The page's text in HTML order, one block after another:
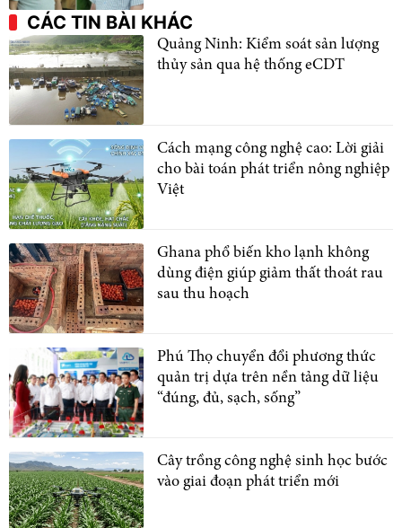
CÁC TIN BÀI KHÁC
Quảng Ninh: Kiểm soát sản lượng
thủy sản qua hệ thống eCDT
Cách mạng công nghệ cao: Lời giải
cho bài toán phát triển nông nghiệp
Việt
Ghana phổ biến kho lạnh không
dùng điện giúp giảm thất thoát rau
sau thu hoạch
Phú Thọ chuyển đổi phương thức
quản trị dựa trên nền tảng dữ liệu
“đúng, đủ, sạch, sống”
Cây trồng công nghệ sinh học bước
vào giai đoạn phát triển mới